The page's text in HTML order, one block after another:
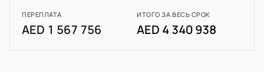
ПЕРЕПЛАТА
AED 1 567 756
ИТОГО ЗА ВЕСЬ СРОК
AED 4 340 938